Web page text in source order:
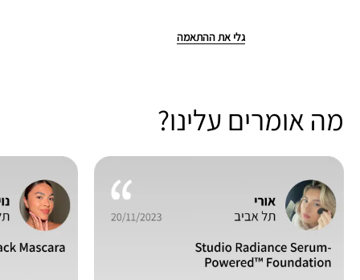
גלי את ההתאמה
מה אומרים עלינו?